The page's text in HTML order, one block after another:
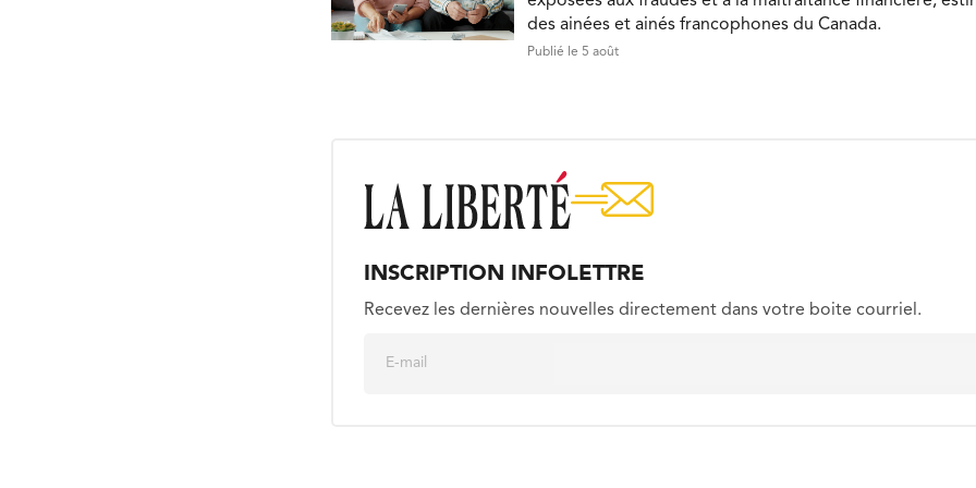
des ainées et ainés francophones du Canada.
Publié le 5 août
INSCRIPTION INFOLETTRE
Recevez les dernières nouvelles directement dans votre boite courriel.